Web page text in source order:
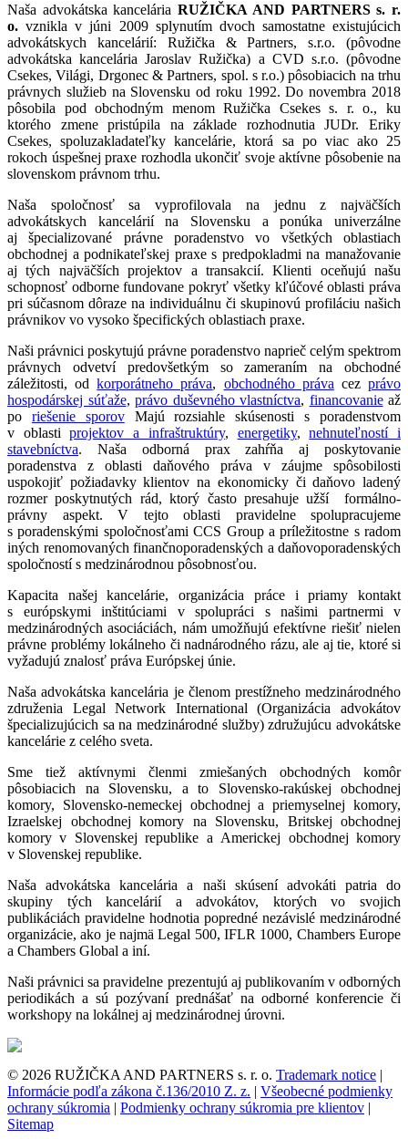
Naša advokátska kanceláriaRUŽIČKA AND PARTNERS s. r.
o. vznikla v júni 2009 splynutím dvoch samostatne existujúcich
advokátskych kancelárií: Ružička & Partners, s.r.o. (pôvodne
advokátska kancelária Jaroslav Ružička) a CVD s.r.o. (pôvodne
Csekes, Világi, Drgonec & Partners, spol. s r.o.) pôsobiacich na trhu
právnych služieb na Slovensku od roku 1992. Do novembra 2018
pôsobila pod obchodným menom Ružička Csekes s. r. o., ku
ktorého zmene pristúpila na základe rozhodnutia JUDr. Eriky
Csekes, spoluzakladateľky kancelárie, ktorá sa po viac ako 25
rokoch úspešnej praxe rozhodla ukončiť svoje aktívne pôsobenie na
slovenskom právnom trhu.
Naša spoločnosť sa vyprofilovala na jednu z najväčších
advokátskych kancelárií na Slovensku a ponúka univerzálne
aj špecializované právne poradenstvo vo všetkých oblastiach
obchodnej a podnikateľskej praxe s predpokladmi na manažovanie
aj tých najväčších projektov a transakcií. Klienti oceňujú našu
schopnosť odborne fundovane pokryť všetky kľúčové oblasti práva
pri súčasnom dôraze na individuálnu či skupinovú profiláciu našich
právnikov vo vysoko špecifických oblastiach praxe.
Naši právnici poskytujú právne poradenstvo naprieč celým spektrom
právnych odvetví predovšetkým so zameraním na obchodné
záležitosti, odkorporátneho práva, obchodného práva cezprávo
hospodárskej súťaže, právo duševného vlastníctva, financovanieaž
po riešenie sporovMajú rozsiahle skúsenosti s poradenstvom
v oblastiprojektov a infraštruktúry, energetiky,nehnuteľností i
stavebníctva. Naša odborná prax zahŕňa aj poskytovanie
poradenstva z oblasti daňového práva v záujme spôsobilosti
uspokojiť požiadavky klientov na ekonomicky či daňovo ladený
rozmer poskytnutých rád, ktorý často presahuje užší formálno-
právny aspekt. V tejto oblasti pravidelne spolupracujeme
s poradenskými spoločnosťami CCS Group a príležitostne s radom
iných renomovaných finančnoporadenských a daňovoporadenských
spoločností s medzinárodnou pôsobnosťou.
Kapacita našej kancelárie, organizácia práce i priamy kontakt
s európskymi inštitúciami v spolupráci s našimi partnermi v
medzinárodných asociáciách, nám umožňujú efektívne riešiť nielen
právne problémy lokálneho či nadnárodného rázu, ale aj tie, ktoré si
vyžadujú znalosť práva Európskej únie.
Naša advokátska kancelária je členom prestížneho medzinárodného
združenia Legal Network International (Organizácia advokátov
špecializujúcich sa na medzinárodné služby) združujúcu advokátske
kancelárie z celého sveta.
Sme tiež aktívnymi členmi zmiešaných obchodných komôr
pôsobiacich na Slovensku, a to Slovensko-rakúskej obchodnej
komory, Slovensko-nemeckej obchodnej a priemyselnej komory,
Izraelskej obchodnej komory na Slovensku, Britskej obchodnej
komory v Slovenskej republike a Americkej obchodnej komory
v Slovenskej republike.
Naša advokátska kancelária a naši skúsení advokáti patria do
skupiny tých kancelárií a advokátov, ktorých vo svojich
publikáciách pravidelne hodnotia popredné nezávislé medzinárodné
organizácie, ako je najmä Legal 500, IFLR 1000, Chambers Europe
a Chambers Global a iní.
Naši právnici sa pravidelne prezentujú aj publikovaním v odborných
periodikách a sú pozývaní prednášať na odborné konferencie či
workshopy na lokálnej aj medzinárodnej úrovni.
© 2026 RUŽIČKA AND PARTNERS s. r. o. Trademark notice |
Informácie podľa zákona č.136/2010 Z. z. | Všeobecné podmienky
ochrany súkromia | Podmienky ochrany súkromia pre klientov |
Sitemap